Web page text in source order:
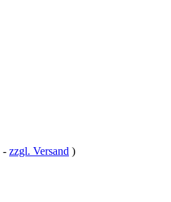
- zzgl. Versand )